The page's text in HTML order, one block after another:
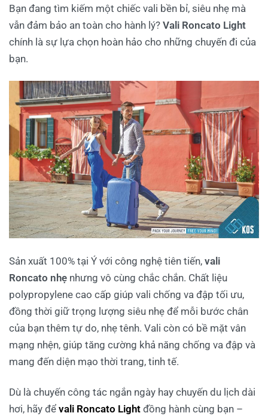
Bạn đang tìm kiếm một chiếc vali bền bỉ, siêu nhẹ mà
vẫn đảm bảo an toàn cho hành lý? Vali Roncato Light
chính là sự lựa chọn hoàn hảo cho những chuyến đi của
bạn.
Sản xuất 100% tại Ý với công nghệ tiên tiến, vali
Roncato nhẹ nhưng vô cùng chắc chắn. Chất liệu
polypropylene cao cấp giúp vali chống va đập tối ưu,
đồng thời giữ trọng lượng siêu nhẹ để mỗi bước chân
của bạn thêm tự do, nhẹ tênh. Vali còn có bề mặt vân
mạng nhện, giúp tăng cường khả năng chống va đập và
mang đến diện mạo thời trang, tinh tế.
Dù là chuyến công tác ngắn ngày hay chuyến du lịch dài
hơi, hãy để vali Roncato Light đồng hành cùng bạn –